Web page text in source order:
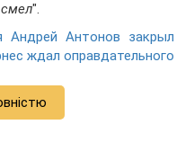
смел".
Андрей Антонов закрыл
ждал оправдательного